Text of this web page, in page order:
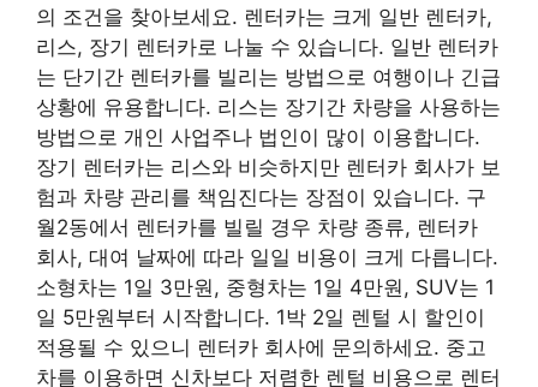
의 조건을 찾아보세요. 렌터카는 크게 일반 렌터카,
리스, 장기 렌터카로 나눌 수 있습니다. 일반 렌터카
는 단기간 렌터카를 빌리는 방법으로 여행이나 긴급
상황에 유용합니다. 리스는 장기간 차량을 사용하는
방법으로 개인 사업주나 법인이 많이 이용합니다.
장기 렌터카는 리스와 비슷하지만 렌터카 회사가 보
험과 차량 관리를 책임진다는 장점이 있습니다. 구
월2동에서 렌터카를 빌릴 경우 차량 종류, 렌터카
회사, 대여 날짜에 따라 일일 비용이 크게 다릅니다.
소형차는 1일 3만원, 중형차는 1일 4만원, SUV는 1
일 5만원부터 시작합니다. 1박 2일 렌털 시 할인이
적용될 수 있으니 렌터카 회사에 문의하세요. 중고
차를 이용하면 신차보다 저렴한 렌털 비용으로 렌터